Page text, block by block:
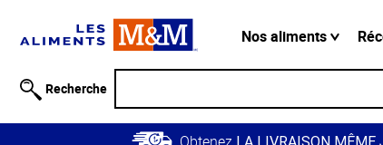
relative à
Passer
contenu
Nos aliments
Recherche
LA LIVRAISON MÊME